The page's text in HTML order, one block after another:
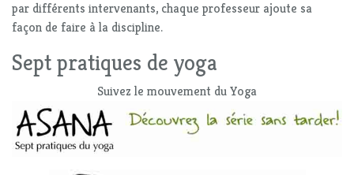
par différents intervenants, chaque professeur ajoute sa
façon de faire à la discipline.
Sept pratiques de yoga
Suivez le mouvement du Yoga